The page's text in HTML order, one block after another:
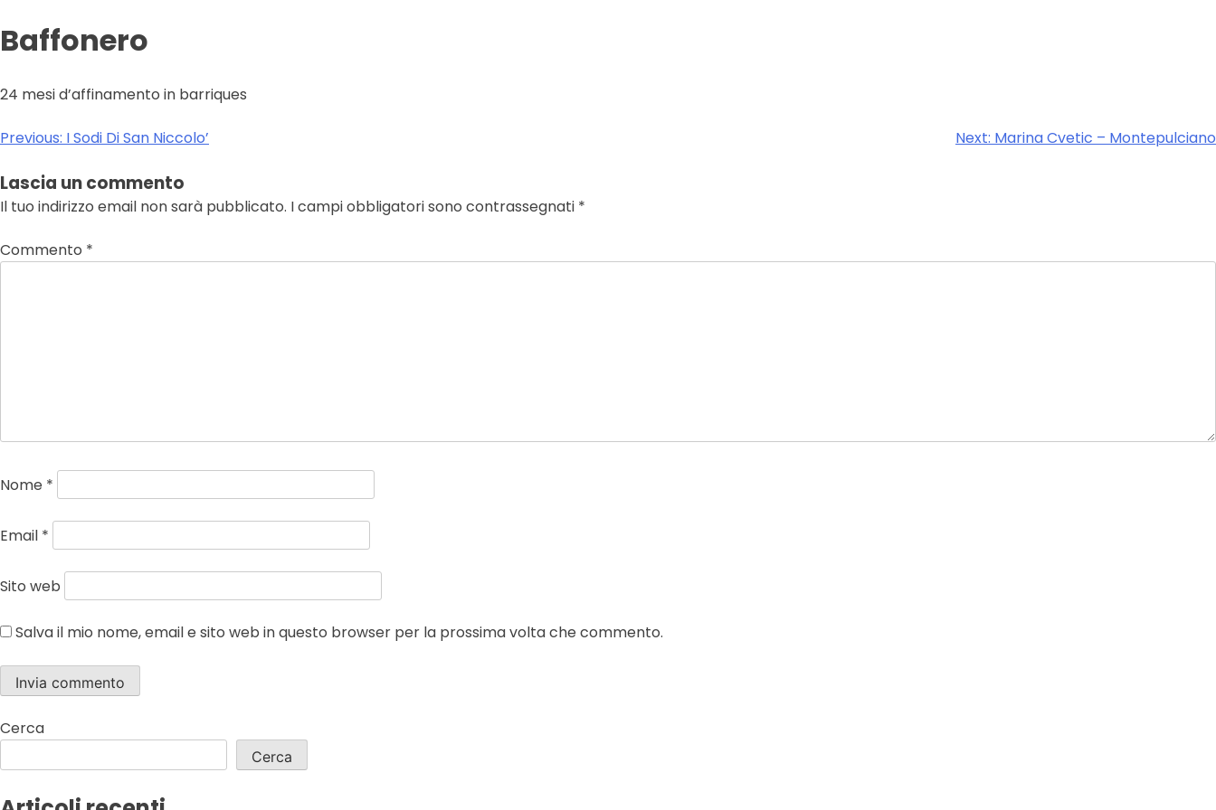
Baffonero
24 mesi d’affinamento in barriques
Navigazione
articoli
Previous: I Sodi Di San Niccolo’ Next: Marina Cvetic – Montepulciano
Lascia un commento
Il tuo indirizzo email non sarà pubblicato. I campi obbligatori sono contrassegnati *
Commento *
Nome *
Email *
Sito web
Salva il mio nome, email e sito web in questo browser per la prossima volta che commento.
Cerca
Cerca